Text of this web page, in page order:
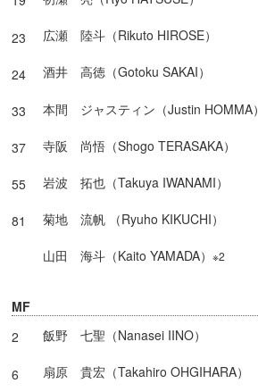
23 広瀬 陸斗（Rikuto HIROSE）
24 酒井 高徳（Gotoku SAKAI）
33 本間 ジャスティン（Justin HOMMA）
37 寺阪 尚悟（Shogo TERASAKA）
55 岩波 拓也（Takuya IWANAMI）
81 菊地 流帆 （Ryuho KIKUCHI）
山田 海斗（Kaito YAMADA）※2
MF
2
飯野 七聖（Nanasei IINO）
6 扇原 貴宏（Takahiro OHGIHARA）